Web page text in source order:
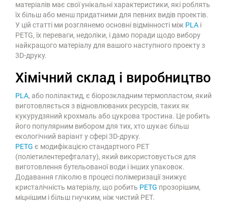
матеріалів має свої унікальні характеристики, які роблять
їх більш або менш придатними для певних видів проектів.
У цій статті ми розглянемо основні відмінності між PLA і
PETG, їх переваги, недоліки, і дамо поради щодо вибору
найкращого матеріалу для вашого наступного проекту з
3D-друку.
Хімічний склад і виробництво
PLA, або полілактид, є біорозкладним термопластом, який
виготовляється з відновлюваних ресурсів, таких як
кукурудзяний крохмаль або цукрова тростина. Це робить
його популярним вибором для тих, хто шукає більш
екологічний варіант у сфері 3D-друку.
PETG є модифікацією стандартного PET
(поліетилентерефталату), який використовується для
виготовлення бутельованої води і інших упаковок.
Додавання гліколю в процесі полімеризації знижує
кристалічність матеріалу, що робить PETG прозорішим,
міцнішим і більш гнучким, ніж чистий PET.